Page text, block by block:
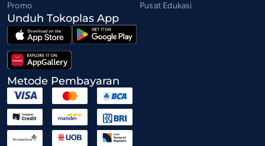
Promo
Pusat Edukasi
Unduh Tokoplas App
Metode Pembayaran